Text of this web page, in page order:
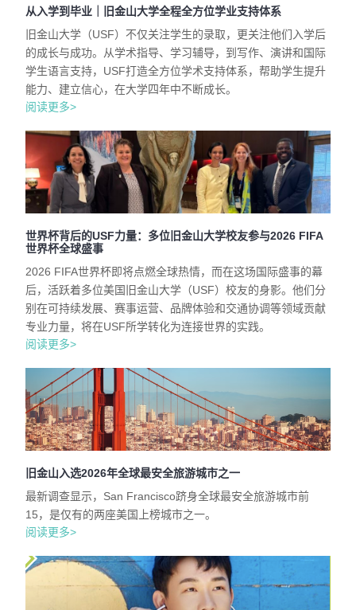
从入学到毕业｜旧金山大学全程全方位学业支持体系
旧金山大学（USF）不仅关注学生的录取，更关注他们入学后
的成长与成功。从学术指导、学习辅导，到写作、演讲和国际
学生语言支持，USF打造全方位学术支持体系，帮助学生提升
能力、建立信心，在大学四年中不断成长。
阅读更多>
世界杯背后的USF力量：多位旧金山大学校友参与2026 FIFA
世界杯全球盛事
2026 FIFA世界杯即将点燃全球热情，而在这场国际盛事的幕
后，活跃着多位美国旧金山大学（USF）校友的身影。他们分
别在可持续发展、赛事运营、品牌体验和交通协调等领域贡献
专业力量，将在USF所学转化为连接世界的实践。
阅读更多>
旧金山入选2026年全球最安全旅游城市之一
最新调查显示，San Francisco跻身全球最安全旅游城市前
15，是仅有的两座美国上榜城市之一。
阅读更多>